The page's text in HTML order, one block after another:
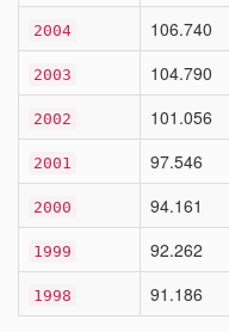
2004 106.740
2003 104.790
2002 101.056
2001 97.546
2000 94.161
1999 92.262
1998 91.186